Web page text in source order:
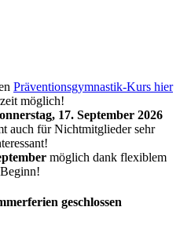
Präventionsgymnastik-Kurs hier
möglich!
17. September 2026
auch für Nichtmitglieder sehr
möglich dank flexiblem
Beginn!
geschlossen